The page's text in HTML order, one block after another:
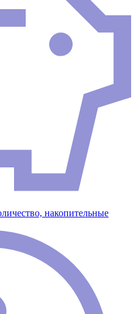
накопительные